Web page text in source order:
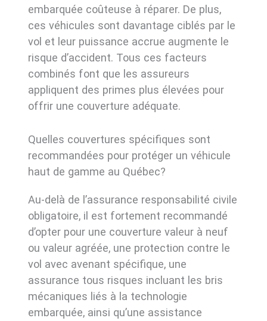
embarquée coûteuse à réparer. De plus,
ces véhicules sont davantage ciblés par le
vol et leur puissance accrue augmente le
risque d’accident. Tous ces facteurs
combinés font que les assureurs
appliquent des primes plus élevées pour
offrir une couverture adéquate.
Quelles couvertures spécifiques sont
recommandées pour protéger un véhicule
haut de gamme au Québec?
Au-delà de l’assurance responsabilité civile
obligatoire, il est fortement recommandé
d’opter pour une couverture valeur à neuf
ou valeur agréée, une protection contre le
vol avec avenant spécifique, une
assurance tous risques incluant les bris
mécaniques liés à la technologie
embarquée, ainsi qu’une assistance